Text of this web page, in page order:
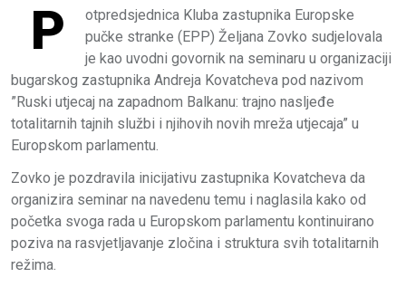
P
otpredsjednica Kluba zastupnika Europske
pučke stranke (EPP) Željana Zovko sudjelovala
je kao uvodni govornik na seminaru u organizaciji
bugarskog zastupnika Andreja Kovatcheva pod nazivom
”Ruski utjecaj na zapadnom Balkanu: trajno nasljeđe
totalitarnih tajnih službi i njihovih novih mreža utjecaja” u
Europskom parlamentu.
Zovko je pozdravila inicijativu zastupnika Kovatcheva da
organizira seminar na navedenu temu i naglasila kako od
početka svoga rada u Europskom parlamentu kontinuirano
poziva na rasvjetljavanje zločina i struktura svih totalitarnih
režima.